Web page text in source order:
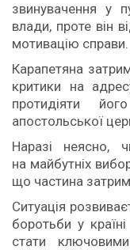
звинувачення у
влади, проте він
мотивацію справи.
Карапетяна
критики на
протидіяти
апостольської
Наразі неясно,
на майбутніх
що частина
Ситуація
боротьби у
стати